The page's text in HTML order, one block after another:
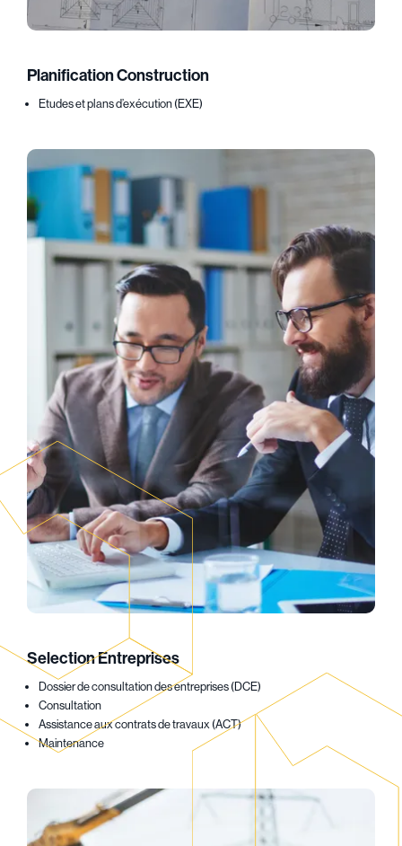
Planification Construction
Etudes et plans d’exécution (EXE)
Selection Entreprises
Dossier de consultation des entreprises (DCE)
Consultation
Assistance aux contrats de travaux (ACT)
Maintenance